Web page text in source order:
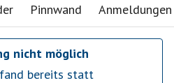
Pinnwand Anmeldungen
nicht möglich
bereits statt